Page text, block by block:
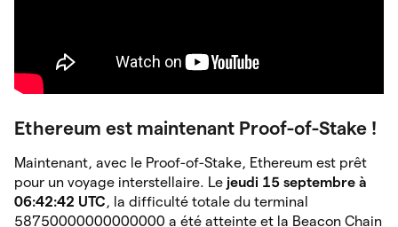
Ethereum est maintenant Proof-of-Stake !
Maintenant, avec le Proof-of-Stake, Ethereum est prêt
pour un voyage interstellaire. Le jeudi 15 septembre à
06:42:42 UTC, la difficulté totale du terminal
58750000000000000 a été atteinte et la Beacon Chain